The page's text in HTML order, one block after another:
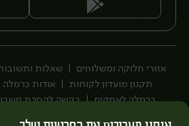
אזורי חלוקה ומשלוחים שאלות
תקנון מועדון לקוחות
אודות כרמלה
כרמלה לעסקים
בקשה להסרת